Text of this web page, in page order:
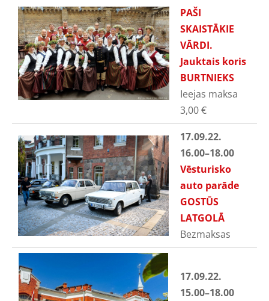
PAŠI
SKAISTĀKIE
VĀRDI.
Jauktais koris
BURTNIEKS
Ieejas maksa
3,00€
17.09.22.
16.00–18.00
Vēsturisko
auto parāde
GOSTŪS
LATGOLĀ
Bezmaksas
17.09.22.
15.00–18.00